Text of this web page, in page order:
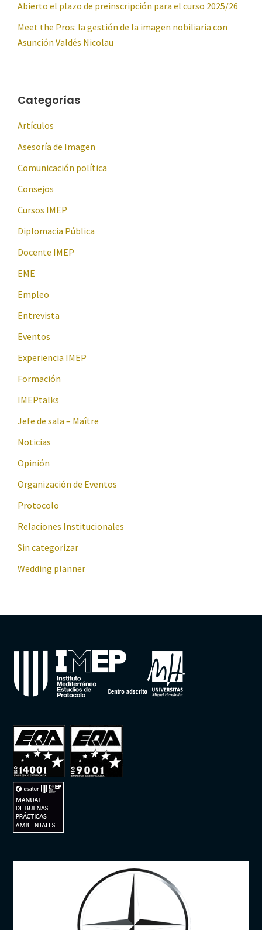
Abierto el plazo de preinscripción para el curso 2025/26
Meet the Pros: la gestión de la imagen nobiliaria con
Asunción Valdés Nicolau
Categorías
Artículos
Asesoría de Imagen
Comunicación política
Consejos
Cursos IMEP
Diplomacia Pública
Docente IMEP
EME
Empleo
Entrevista
Eventos
Experiencia IMEP
Formación
IMEPtalks
Jefe de sala – Maître
Noticias
Opinión
Organización de Eventos
Protocolo
Relaciones Institucionales
Sin categorizar
Wedding planner